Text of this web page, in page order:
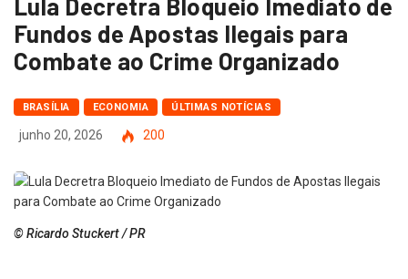
Lula Decretra Bloqueio Imediato de
Fundos de Apostas Ilegais para
Combate ao Crime Organizado
BRASÍLIA ECONOMIA ÚLTIMAS NOTÍCIAS
junho 20, 2026 200
© Ricardo Stuckert / PR